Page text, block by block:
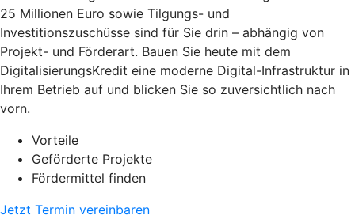
25 Millionen Euro sowie Tilgungs- und
Investitionszuschüsse sind für Sie drin – abhängig von
Projekt- und Förderart. Bauen Sie heute mit dem
DigitalisierungsKredit eine moderne Digital-Infrastruktur in
Ihrem Betrieb auf und blicken Sie so zuversichtlich nach
vorn.
Vorteile
Geförderte Projekte
Fördermittel finden
Jetzt Termin vereinbaren